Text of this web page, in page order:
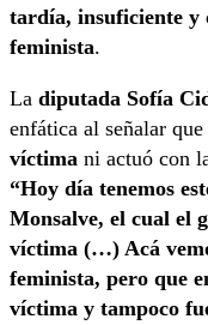
tardía, insuficiente y
feminista.
La diputada Sofía
enfática al señalar
víctima ni actuó con
“Hoy día tenemos
Monsalve, el cual el
víctima (…) Acá
feminista, pero que
víctima y tampoco